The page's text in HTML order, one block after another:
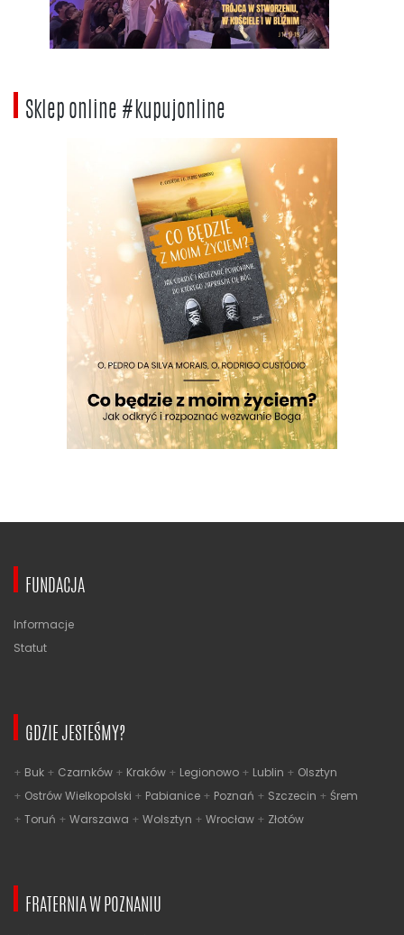
Sklep online #kupujonline
FUNDACJA
Informacje
Statut
GDZIE JESTEŚMY?
Buk Czarnków Kraków Legionowo Lublin
Olsztyn
Ostrów Wielkopolski
Pabianice Poznań Szczecin
Śrem
Toruń
Warszawa Wolsztyn Wrocław Złotów
FRATERNIA W POZNANIU